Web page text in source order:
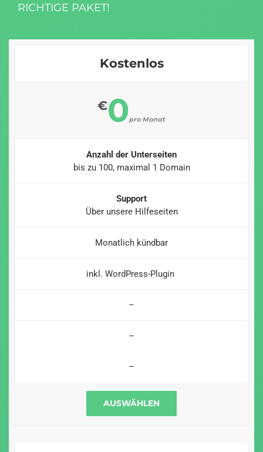
RICHTIGE PAKET!
Kostenlos
€0pro Monat
Anzahl der Unterseiten
bis zu 100, maximal 1 Domain
Support
Über unsere Hilfeseiten
Monatlich kündbar
inkl. WordPress-Plugin
–
–
–
AUSWÄHLEN